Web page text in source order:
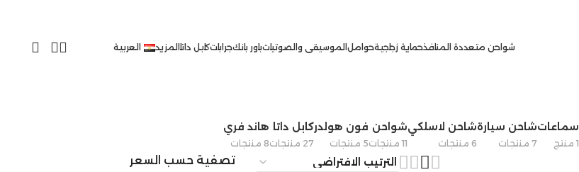
شواحن متعددة المنافذحماية زجاجيةحوامل الموسيقى والصوتياتباور بانكجراباتكابل داتا المزيد العربية
سماعات
1 منتج
شاحن سيارة
7 منتجات
شاحن لاسلكي
6 منتجات
شواحن
11 منتجات
فون هولدر
5 منتجات
كابل داتا
27 منتجات
هاند فري
8 منتجات
تصفية حسب السعر